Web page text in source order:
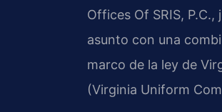
Offices Of SRIS,
asunto con una
marco de la ley de
(Virginia Uniform